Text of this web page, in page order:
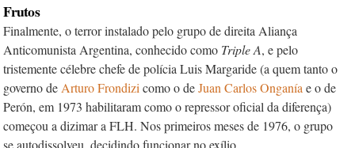
Frutos
Finalmente, o terror instalado pelo grupo de direita Aliança
Anticomunista Argentina, conhecido como Triple A, e pelo
tristemente célebre chefe de polícia Luis Margaride (a quem tanto o
governo de Arturo Frondizi como o deJuan Carlos Onganía e o de
Perón, em 1973 habilitaram como o repressor oficial da diferença)
começou a dizimar a FLH. Nos primeiros meses de 1976, o grupo
se autodissolveu, decidindo funcionar no exílio.